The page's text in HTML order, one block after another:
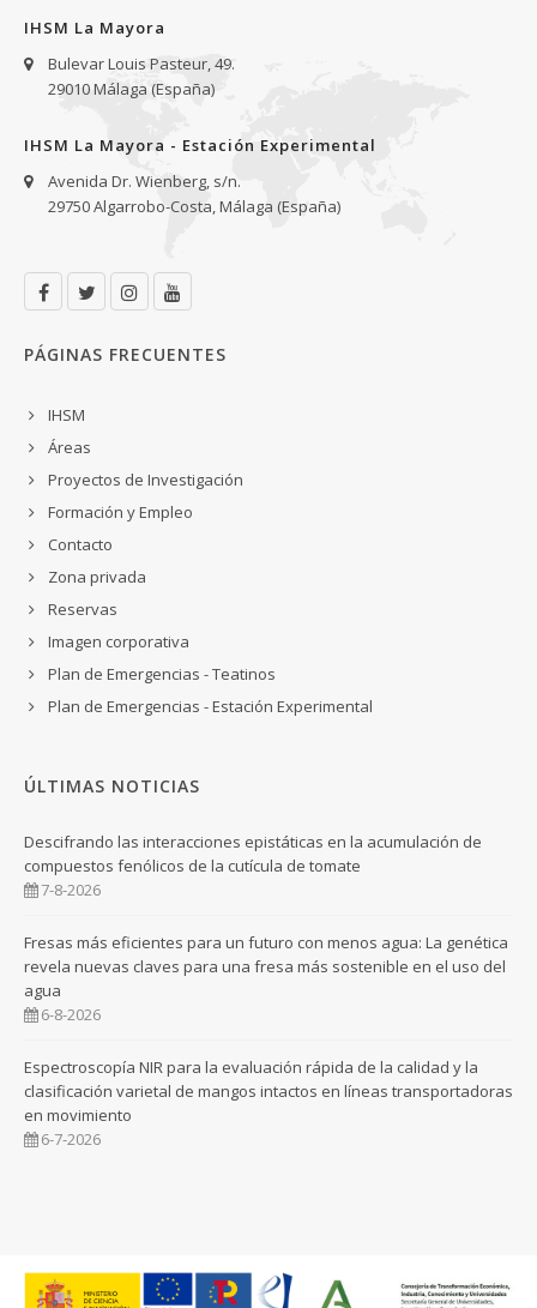
IHSM La Mayora
Bulevar Louis Pasteur, 49.
29010 Málaga (España)
IHSM La Mayora - Estación Experimental
Avenida Dr. Wienberg, s/n.
29750 Algarrobo-Costa, Málaga (España)
PÁGINAS FRECUENTES
IHSM
Áreas
Proyectos de Investigación
Formación y Empleo
Contacto
Zona privada
Reservas
Imagen corporativa
Plan de Emergencias - Teatinos
Plan de Emergencias - Estación Experimental
ÚLTIMAS NOTICIAS
Descifrando las interacciones epistáticas en la acumulación de
compuestos fenólicos de la cutícula de tomate
7-8-2026
Fresas más eficientes para un futuro con menos agua: La genética
revela nuevas claves para una fresa más sostenible en el uso del
agua
6-8-2026
Espectroscopía NIR para la evaluación rápida de la calidad y la
clasificación varietal de mangos intactos en líneas transportadoras
en movimiento
6-7-2026